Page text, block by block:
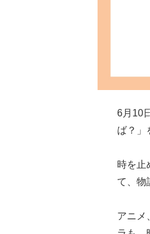
6月10
ば？」
時を止
て、物
アニメ